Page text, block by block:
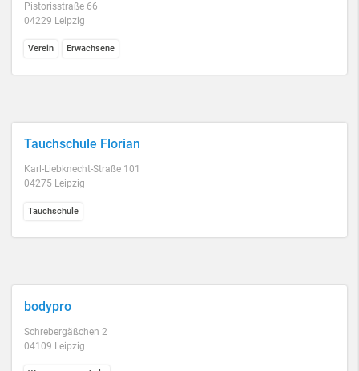
Pistorisstraße 66
04229 Leipzig
Verein Erwachsene
Tauchschule Florian
Karl-Liebknecht-Straße 101
04275 Leipzig
Tauchschule
bodypro
Schrebergäßchen 2
04109 Leipzig